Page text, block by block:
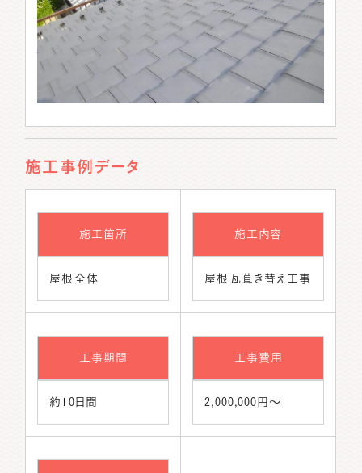
施工事例データ
施工箇所
屋根全体
施工内容
屋根瓦葺き替え工事
工事期間
約10日間
工事費用
2,000,000円～